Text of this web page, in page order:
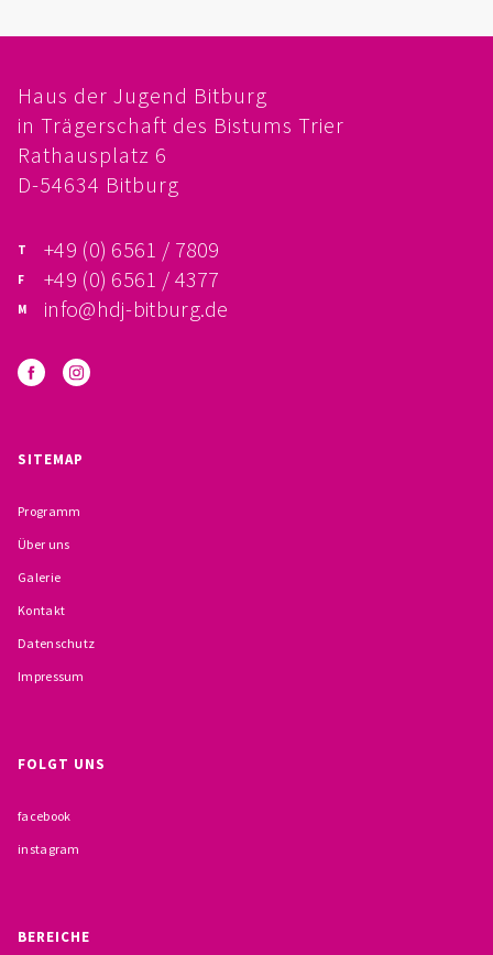
KONZEPTION
INSTITUTIONELLES SCHUTZKONZEPT
VERHALTENSKODEX FÜR HAUPTAMTLICHE
VERPFLICHTUNGSERKLÄRUNG UND
Haus der Jugend Bitburg
in Trägerschaft des Bistums Trier
Rathausplatz 6
D-54634 Bitburg
+49 (0) 6561 / 7809
+49 (0) 6561 / 4377
info@hdj-bitburg.de
SITEMAP
Programm
Über uns
Galerie
Kontakt
Datenschutz
Impressum
FOLGT UNS
facebook
instagram
BEREICHE